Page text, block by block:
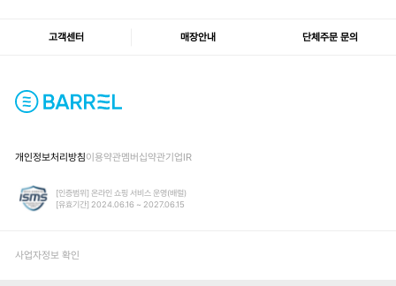
고객센터 매장안내 단체주문 문의
개인정보처리방침이용약관멤버십약관기업IR
[인증범위] 온라인 쇼핑 서비스 운영(배럴)
[유효기간] 2024.06.16 ~ 2027.06.15
사업자정보 확인